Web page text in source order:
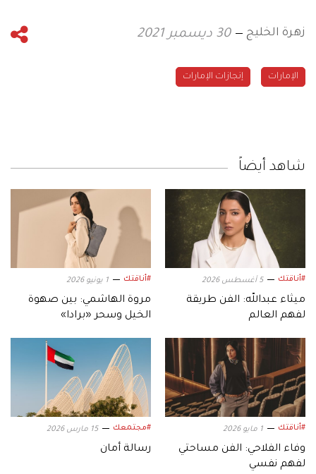
زهرة الخليج 30 ديسمبر 2021
الإمارات إنجازات الإمارات
شاهد أيضاً
#أناقتك 5 أغسطس 2026
ميثاء عبدالله: الفن طريقة
لفهم العالم
#أناقتك 1 يونيو 2026
مروة الهاشمي: بين صهوة
الخيل وسحر «برادا»
#أناقتك 1 مايو 2026
وفاء الفلاحي: الفن مساحتي
لفهم نفسي
#مجتمعك 15 مارس 2026
رسالة أمان